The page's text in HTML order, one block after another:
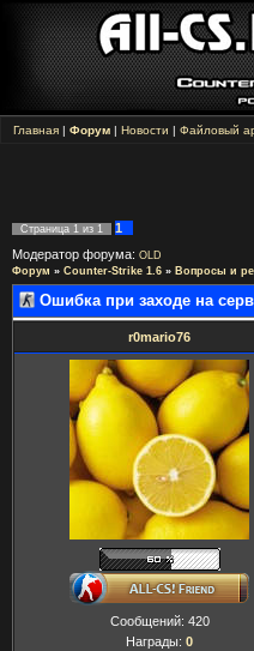
Главная | Форум | Новости | Файловый
Страница 1 из 1
1
Модератор форума: OLD
Форум » Counter-Strike 1.6 » Вопросы и
Ошибка при заходе на
r0mario76
Сообщений: 420
Награды: 0